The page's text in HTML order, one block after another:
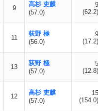
9
高杉 吏麒
(57.0)
9
(62.2)
11
荻野 極
(56.0)
9
(17.2)
13
荻野 極
(57.0)
5
(12.8)
12
高杉 吏麒
(57.0)
15
(154.0)